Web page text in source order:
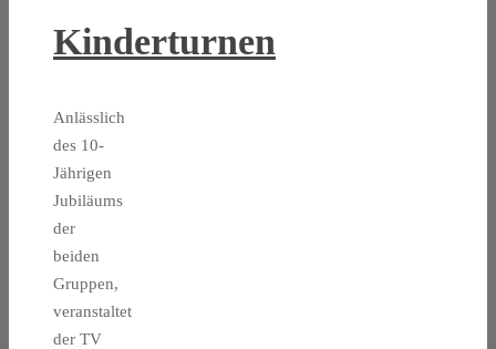
Kinderturnen
Anlässlich
des 10-
Jährigen
Jubiläums
der
beiden
Gruppen,
veranstaltet
der TV